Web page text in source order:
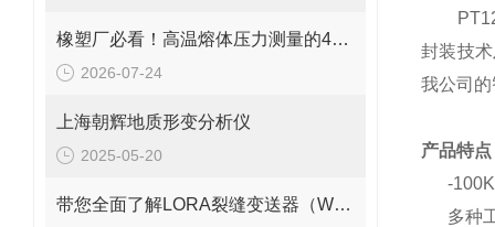
橡塑厂必看！高温熔体压力测量的4大致命痛点，90%工厂都在踩坑
2026-07-24
上海朝辉地质形变分析仪
2025-05-20
带您全面了解LORA裂缝变送器（WY7010）
封装技
我公司
产品特点
-
多种工